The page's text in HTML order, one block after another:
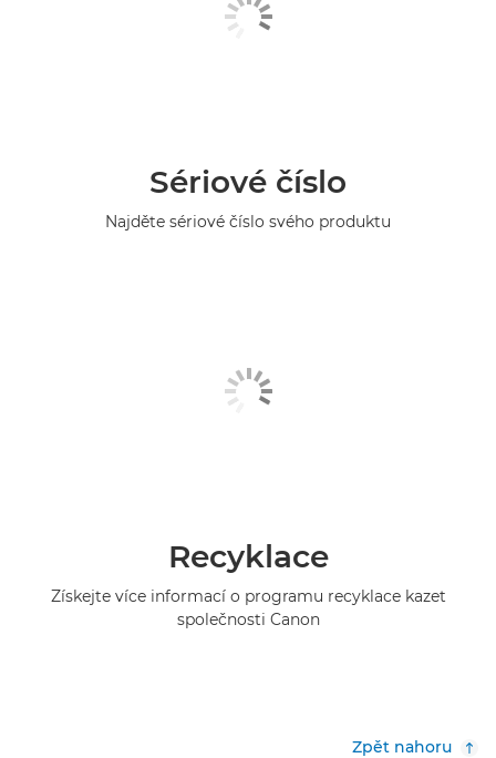
Sériové číslo
Najděte sériové číslo svého produktu
Recyklace
Získejte více informací o programu recyklace kazet
společnosti Canon
Zpět nahoru